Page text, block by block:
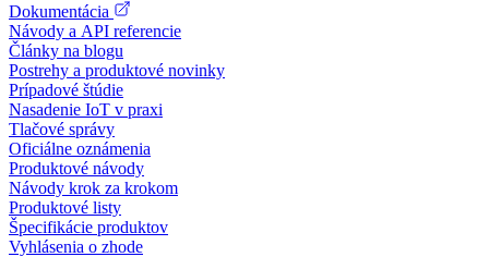
Dokumentácia
Návody a API referencie
Články na blogu
Postrehy a produktové novinky
Prípadové štúdie
Nasadenie IoT v praxi
Tlačové správy
Oficiálne oznámenia
Produktové návody
Návody krok za krokom
Produktové listy
Špecifikácie produktov
Vyhlásenia o zhode